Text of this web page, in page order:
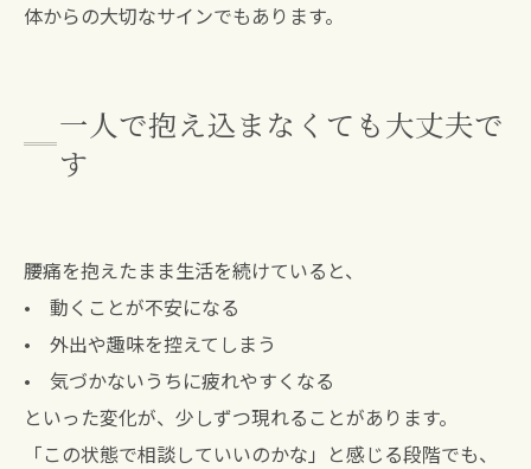
体からの大切なサインでもあります。
一人で抱え込まなくても大丈夫で
す
腰痛を抱えたまま生活を続けていると、
• 動くことが不安になる
• 外出や趣味を控えてしまう
• 気づかないうちに疲れやすくなる
といった変化が、少しずつ現れることがあります。
「この状態で相談していいのかな」と感じる段階でも、